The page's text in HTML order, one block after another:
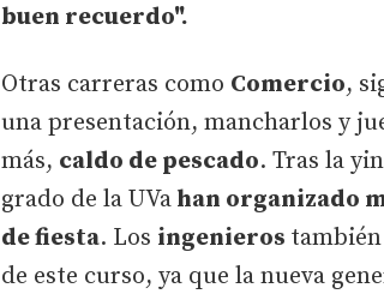
buen recuerdo".
Otras carreras como Comercio,
una presentación, mancharlos y
más, caldo de pescado. Tras la
grado de la UVa han organizado
de fiesta. Los ingenieros
de este curso, ya que la nueva